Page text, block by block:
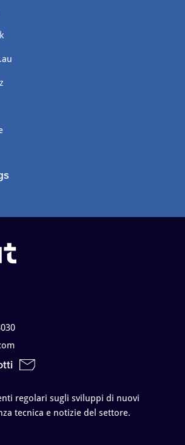
regolari sugli sviluppi di nuovi
tecnica e notizie del settore.